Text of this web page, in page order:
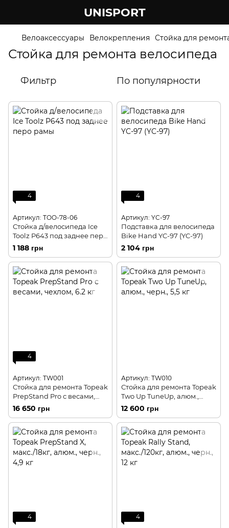
UNISPORT
Велоаксессуары Велокрепления Стойка для
Стойка для ремонта велосипеда
Фильтр По популярности
4
Артикул: TOO-78-06
Стойка д/велосипеда Ice
Toolz P643 под заднее перо
рамы
1 188 грн
4
Артикул: YC-97
Подставка для велосипеда
Bike Hand YC-97 (YC-97)
2 104 грн
4
Артикул: TW001
Стойка для ремонта Topeak
PrepStand Pro с весами,
чехлом, 6.2 кг
16 650 грн
Артикул: TW010
Стойка для ремонта Topeak
Two Up TuneUp, алюм.,
черн., 5,5 кг
12 600 грн
4 4